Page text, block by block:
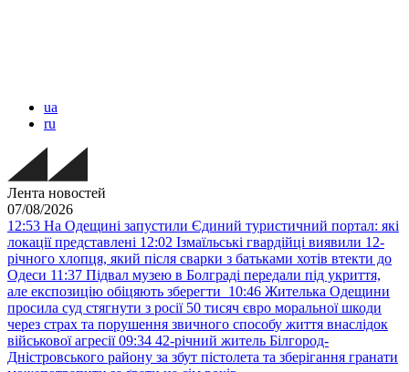
ua
ru
Лента новостей
07/08/2026
12:53 На Одещині запустили Єдиний туристичний портал: які
локації представлені 12:02 Ізмаїльські гвардійці виявили 12-
річного хлопця, який після сварки з батьками хотів втекти до
Одеси 11:37 Підвал музею в Болграді передали під укриття,
але експозицію обіцяють зберегти 10:46 Жителька Одещини
просила суд стягнути з росії 50 тисяч євро моральної шкоди
через страх та порушення звичного способу життя внаслідок
військової агресії 09:34 42-річний житель Білгород-
Дністровського району за збут пістолета та зберігання гранати